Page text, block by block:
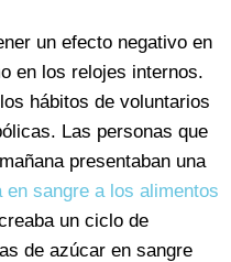
un efecto negativo en
en los relojes internos.
hábitos de voluntarios
Las personas que
presentaban una
sangre a los alimentos
un ciclo de
de azúcar en sangre